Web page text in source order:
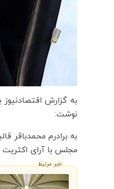
به گزارش
نوشت:
به برادرم محمدباقر
مجلس با آرای اکثریت
خبر مرتبط